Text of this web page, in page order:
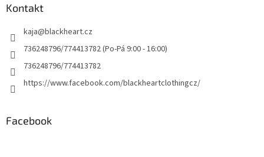
Kontakt
kaja@blackheart.cz
736248796/774413782 (Po-Pá 9:00 - 16:00)
736248796/774413782
https://www.facebook.com/blackheartclothingcz/
Facebook